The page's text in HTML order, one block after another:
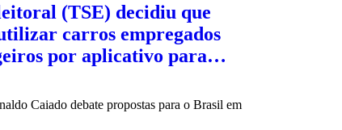
(TSE) decidiu que
carros empregados
por aplicativo para…